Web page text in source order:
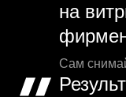
на
Сам